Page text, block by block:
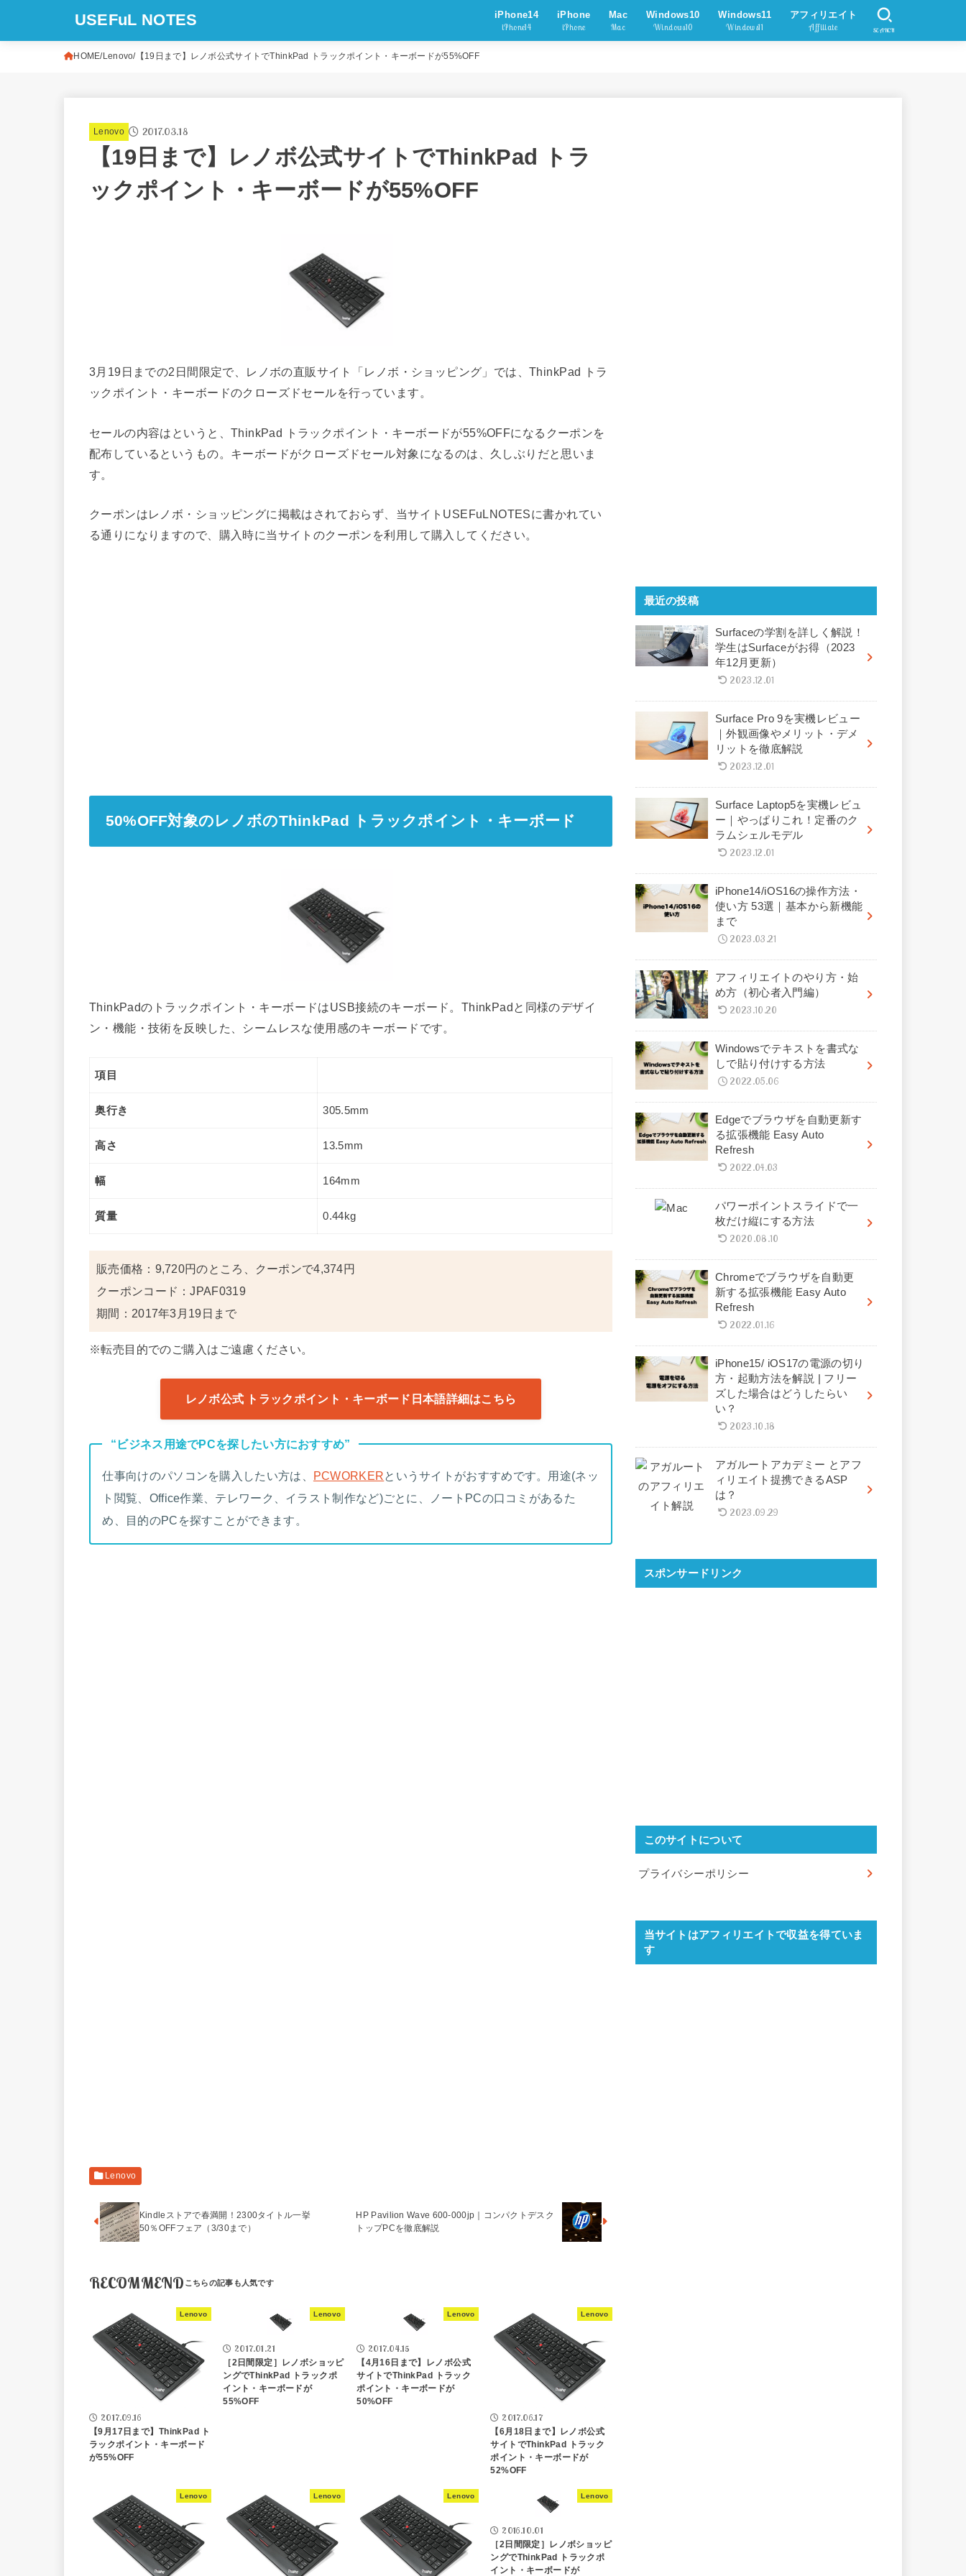
USEFuL NOTES iPhone14
iPhone14
iPhone
iPhone
Mac
Mac
Windows10
Windows10
Windows11
Windows11
アフィリエイト
Affiliate SEARCH
HOME Lenovo 【19日まで】レノボ公式サイトでThinkPad トラックポイント・キーボードが55%OFF
Lenovo 2017.03.18
【19日まで】レノボ公式サイトでThinkPad トラ
ックポイント・キーボードが55%OFF
3月19日までの2日間限定で、レノボの直販サイト「レノボ・ショッピング」では、ThinkPad トラ
ックポイント・キーボードのクローズドセールを行っています。
セールの内容はというと、ThinkPad トラックポイント・キーボードが55%OFFになるクーポンを
配布しているというもの。キーボードがクローズドセール対象になるのは、久しぶりだと思いま
す。
クーポンはレノボ・ショッピングに掲載はされておらず、当サイトUSEFuLNOTESに書かれてい
る通りになりますので、購入時に当サイトのクーポンを利用して購入してください。
50%OFF対象のレノボのThinkPad トラックポイント・キーボード
ThinkPadのトラックポイント・キーボードはUSB接続のキーボード。ThinkPadと同様のデザイ
ン・機能・技術を反映した、シームレスな使用感のキーボードです。
項目
奥行き 305.5mm
高さ 13.5mm
幅 164mm
質量 0.44kg
販売価格：9,720円のところ、クーポンで4,374円
クーポンコード：JPAF0319
期間：2017年3月19日まで
※転売目的でのご購入はご遠慮ください。
レノボ公式 トラックポイント・キーボード日本語詳細はこちら
“ビジネス用途でPCを探したい方におすすめ”
仕事向けのパソコンを購入したい方は、 PCWORKERというサイトがおすすめです。用途(ネッ
ト閲覧、Office作業、テレワーク、イラスト制作など)ごとに、ノートPCの口コミがあるた
め、目的のPCを探すことができます。
Lenovo
Kindleストアで春満開！2300タイトル一挙
50％OFFフェア（3/30まで）
HP Pavilion Wave 600-000jp｜コンパクトデスク
トップPCを徹底解説
RECOMMEND
Lenovo
2017.09.16
【9月17日まで】ThinkPad ト
ラックポイント・キーボード
が55%OFF
Lenovo
2017.01.21
［2日間限定］レノボショッピ
ングでThinkPad トラックポ
イント・キーボードが
55%OFF
Lenovo
2017.04.15
【4月16日まで】レノボ公式
サイトでThinkPad トラック
ポイント・キーボードが
50%OFF
Lenovo
2017.06.17
【6月18日まで】レノボ公式
サイトでThinkPad トラック
ポイント・キーボードが
52%OFF
Lenovo Lenovo Lenovo Lenovo
2016.10.01
［2日間限定］レノボショッピ
ングでThinkPad トラックポ
イント・キーボードが
最近の投稿
Surfaceの学割を詳しく解説！
学生はSurfaceがお得（2023
年12月更新）
2023.12.01
Surface Pro 9を実機レビュー
｜外観画像やメリット・デメ
リットを徹底解説
2023.12.01
Surface Laptop5を実機レビュ
ー｜やっぱりこれ！定番のク
ラムシェルモデル
2023.12.01
iPhone14/iOS16の操作方法・
使い方 53選｜基本から新機能
まで
2023.03.21
アフィリエイトのやり方・始
め方（初心者入門編）
2023.10.20
Windowsでテキストを書式な
しで貼り付けする方法
2022.05.06
Edgeでブラウザを自動更新す
る拡張機能 Easy Auto
Refresh
2022.04.03
パワーポイントスライドで一
枚だけ縦にする方法
2020.08.10
Chromeでブラウザを自動更
新する拡張機能 Easy Auto
Refresh
2022.01.16
iPhone15/ iOS17の電源の切り
方・起動方法を解説 | フリー
ズした場合はどうしたらい
い？
2023.10.18
アガルートアカデミー とアフ
ィリエイト提携できるASP
は？
2023.09.29
スポンサードリンク
このサイトについて
プライバシーポリシー
当サイトはアフィリエイトで収益を得ていま
す